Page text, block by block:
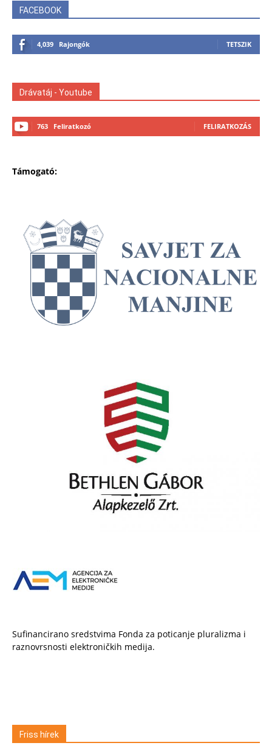
FACEBOOK
4,039 Rajongók TETSZIK
Drávatáj - Youtube
763 Feliratkozó FELIRATKOZÁS
Támogató:
Sufinancirano sredstvima Fonda za poticanje pluralizma i
raznovrsnosti elektroničkih medija.
Friss hírek